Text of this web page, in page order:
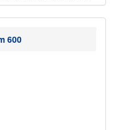
600